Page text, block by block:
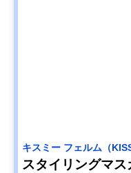
キスミー フェルム（
スタイリングマ